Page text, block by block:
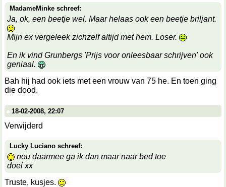
MadameMinke schreef:
Ja, ok, een beetje wel. Maar helaas ook een beetje briljant.
Mijn ex vergeleek zichzelf altijd met hem. Loser.
En ik vind Grunbergs 'Prijs voor onleesbaar schrijven' ook
geniaal.
Bah hij had ook iets met een vrouw van 75 he. En toen ging
die dood.
18-02-2008, 22:07
Verwijderd
Lucky Luciano schreef:
nou daarmee ga ik dan maar naar bed toe
doei xx
Truste, kusjes.